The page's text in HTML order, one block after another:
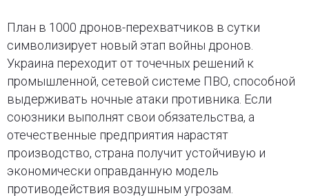
План в 1000 дронов-перехватчиков в сутки
символизирует новый этап войны дронов.
Украина переходит от точечных решений к
промышленной, сетевой системе ПВО, способной
выдерживать ночные атаки противника. Если
союзники выполнят свои обязательства, а
отечественные предприятия нарастят
производство, страна получит устойчивую и
экономически оправданную модель
противодействия воздушным угрозам.